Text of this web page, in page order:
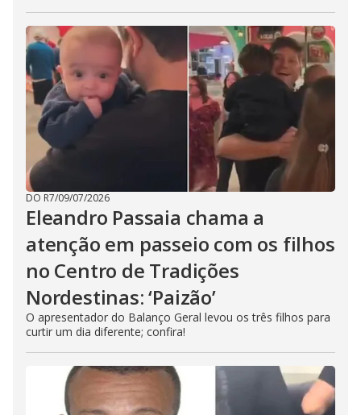
DO R7/09/07/2026
Eleandro Passaia chama a
atenção em passeio com os filhos
no Centro de Tradições
Nordestinas: ‘Paizão’
O apresentador do Balanço Geral levou os três filhos para
curtir um dia diferente; confira!